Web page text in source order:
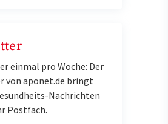
einmal pro Woche: Der
von aponet.de bringt
Nachrichten
Postfach.